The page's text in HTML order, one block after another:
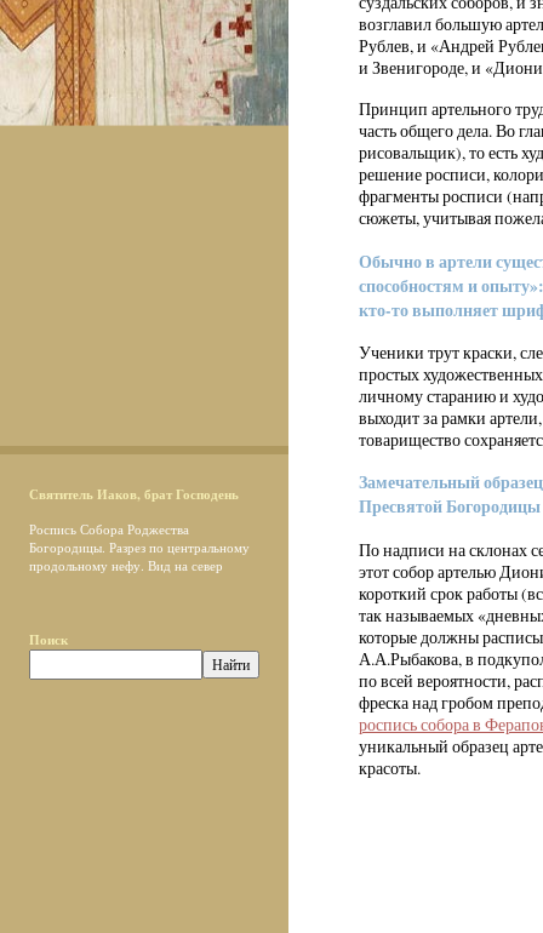
Святитель Иаков, брат Господень
Роспись Собора Роджества
Богородицы. Разрез по центральному
продольному нефу. Вид на север
Поиск
возглавил большую
Рублев, и «Андрей
и Звенигороде, и
Принцип артельного
часть общего дела. Во
рисовальщик), то есть
решение росписи,
фрагменты росписи
сюжеты, учитывая
Обычно в артели
способностям и
кто-то выполняет
Ученики трут краски,
простых
личному старанию и
выходит за рамки
товарищество
Замечательный
Пресвятой
По надписи на склонах
этот собор артелью
короткий срок работы
так называемых
которые должны
А.А.Рыбакова, в
по всей вероятности,
фреска над гробом
роспись собора в
уникальный образец
красоты.